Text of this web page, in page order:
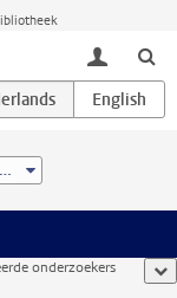
toggle
Leids Instituut voor Chemisch Onderzoek (LIC)
onderzoekers